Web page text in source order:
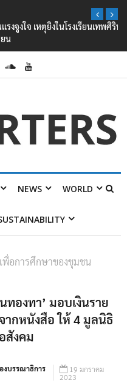
โรงเรียนเทพศิรินทร์ นนทบุรี พบ
NEWS WORLD
พื่อการศึกษาของชุมชน
ทองทา’ มอบเงินราย
ากหนังสือ ให้ 4 มูลนิธิ
สังคม
งบรรณาธิการ
19 มกราคม
2023